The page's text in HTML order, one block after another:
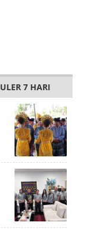
7 HARI